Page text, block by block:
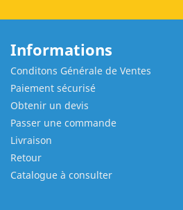
Informations
Conditons Générale de Ventes
Paiement sécurisé
Obtenir un devis
Passer une commande
Livraison
Retour
Catalogue à consulter